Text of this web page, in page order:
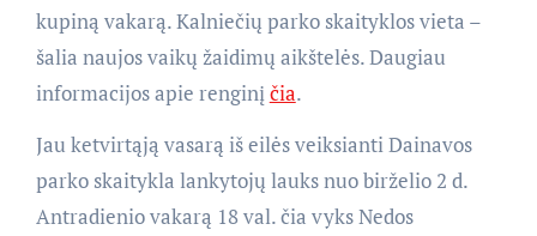
kupiną vakarą. Kalniečių parko skaityklos vieta –
šalia naujos vaikų žaidimų aikštelės. Daugiau
informacijos apie renginįčia.
Jau ketvirtąją vasarą iš eilės veiksianti Dainavos
parko skaitykla lankytojų lauks nuo birželio 2 d.
Antradienio vakarą 18 val. čia vyks Nedos